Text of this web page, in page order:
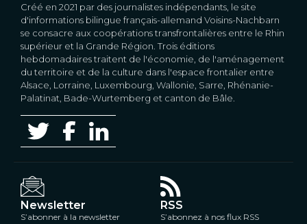
Créé en 2021 par des journalistes indépendants, le site
d'informations bilingue français-allemand Voisins-Nachbarn
se consacre aux coopérations transfrontalières entre le Rhin
supérieur et la Grande Région. Trois éditions
hebdomadaires traitent de l'économie, de l'aménagement
du territoire et de la culture dans l'espace frontalier entre
Alsace, Lorraine, Luxembourg, Wallonie, Sarre, Rhénanie-
Palatinat, Bade-Wurtemberg et canton de Bâle.
Newsletter
S’abonner à la newsletter
RSS
S’abonnez à nos flux RSS